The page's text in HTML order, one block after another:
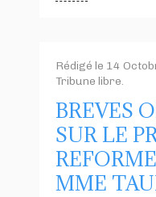
Rédigé le 14
Tribune libre.
BREVES
SUR LE
MME